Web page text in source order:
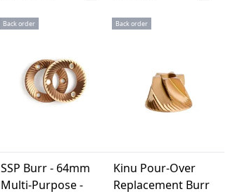
Back order
SSP Burr - 64mm
Multi-Purpose -
Back order
Kinu Pour-Over
Replacement Burr